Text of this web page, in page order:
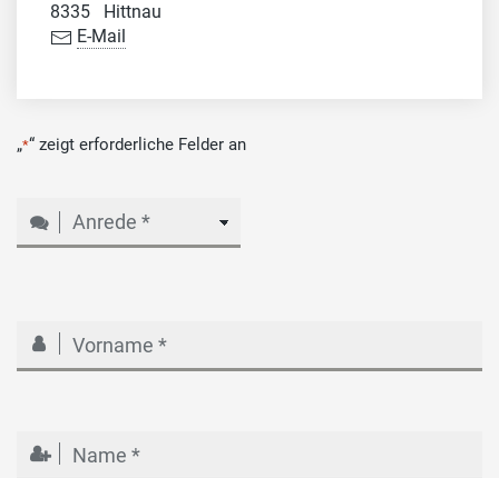
8335 Hittnau
E-Mail
„*“ zeigt erforderliche Felder an